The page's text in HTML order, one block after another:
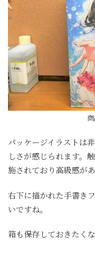
パッケージイラストは
しさが感じられます。
施されており高級感があ
右下に描かれた手書き
いですね。
箱も保存しておきたく